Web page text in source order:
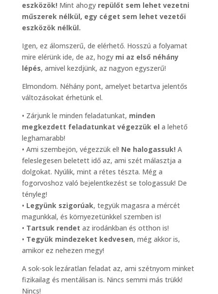
eszközök! Mint ahogy repülőt sem lehet vezetni
műszerek nélkül, egy céget sem lehet vezetői
eszközök nélkül.
Igen, ez álomszerű, de elérhető. Hosszú a folyamat
mire elérünk ide, de az, hogy mi az első néhány
lépés, amivel kezdjünk, az nagyon egyszerű!
Elmondom. Néhány pont, amelyet betartva jelentős
változásokat érhetünk el.
• Zárjunk le minden feladatunkat, minden
megkezdett feladatunkat végezzük el a lehető
leghamarabb!
• Ami szembejön, végezzük el! Ne halogassuk! A
feleslegesen beletett idő az, ami szét málasztja a
dolgokat. Nyúlik, mint a rétes tészta. Még a
fogorvoshoz való bejelentkezést se tologassuk! De
tényleg!
• Legyünk szigorúak, tegyük magasra a mércét
magunkkal, és környezetünkkel szemben is!
• Tartsuk rendet az irodánkban és otthon is!
• Tegyük mindezeket kedvesen, még akkor is,
amikor ez nehezen megy!
A sok-sok lezáratlan feladat az, ami szétnyom minket
fizikailag és mentálisan is. Nincs semmi más trükk!
Nincs!